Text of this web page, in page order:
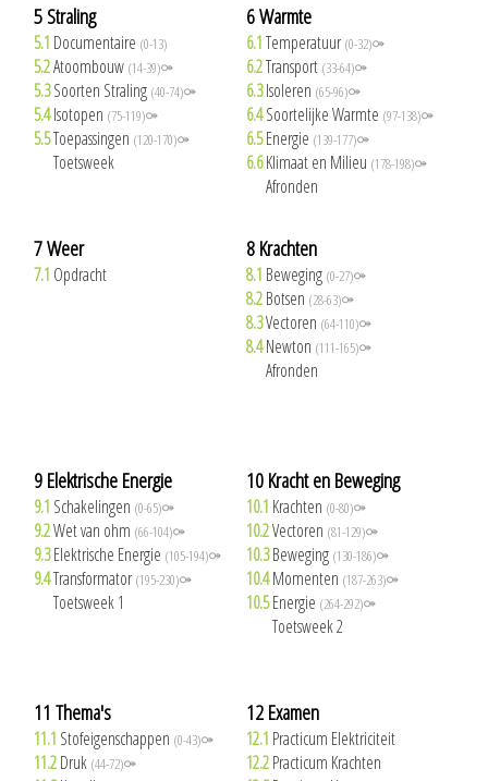
5 Straling
5.1 Documentaire (0-13)
5.2Atoombouw (14-39)⚩
5.3Soorten Straling (40-74)⚩
5.4Isotopen (75-119)⚩
5.5Toepassingen (120-170)⚩
5.6Toetsweek
6 Warmte
6.1Temperatuur(0-32)⚩
6.2Transport (33-64)⚩
6.3Isoleren (65-96)⚩
6.4Soortelijke Warmte (97-138)⚩
6.5Energie (139-177)⚩
6.6Klimaat en Milieu (178-198)⚩
Afronden
7 Weer
7.1 Opdracht
8 Krachten
8.1 Beweging (0-27)⚩
8.2Botsen (28-63)⚩
8.3Vectoren (64-110)⚩
8.4Newton (111-165)⚩
Afronden
9 Elektrische Energie
9.1 Schakelingen (0-65)⚩
9.2Wet van ohm (66-104)⚩
9.3Elektrische Energie (105-194)⚩
9.4Transformator(195-230)⚩
9.5Toetsweek 1
10 Kracht en Beweging
10.1 Krachten (0-80)⚩
10.2Vectoren (81-129)⚩
10.3Beweging (130-186)⚩
10.4Momenten (187-263)⚩
10.5Energie (264-292)⚩
10.6Toetsweek 2
11 Thema's
11.1 Stofeigenschappen (0-43)⚩
11.2Druk (44-72)⚩
12 Examen
12.1 Practicum Elektriciteit
12.2Practicum Krachten